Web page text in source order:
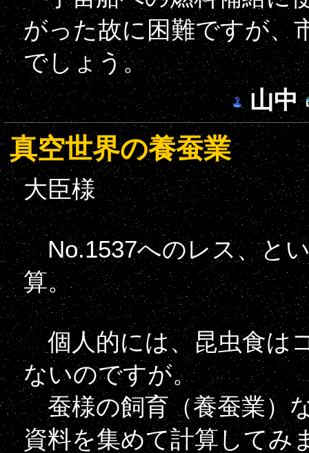
がった故に困難ですが、
でしょう。
山中
真空世界の養蚕業
大臣様
No.1537へのレス、とい
算。
個人的には、昆虫食は
ないのですが。
蚕様の飼育（養蚕業）
資料を集めて計算してみ